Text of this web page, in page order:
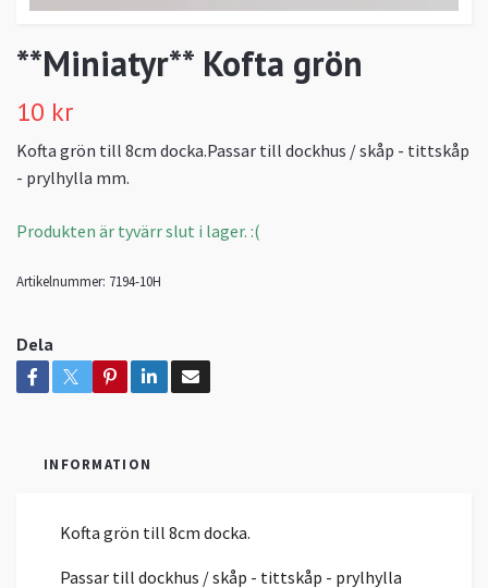
**Miniatyr** Kofta grön
10 kr
Kofta grön till 8cm docka.Passar till dockhus / skåp - tittskåp
- prylhylla mm.
Produkten är tyvärr slut i lager. :(
Artikelnummer: 7194-10H
Dela
INFORMATION
Kofta grön till 8cm docka.
Passar till dockhus / skåp - tittskåp - prylhylla